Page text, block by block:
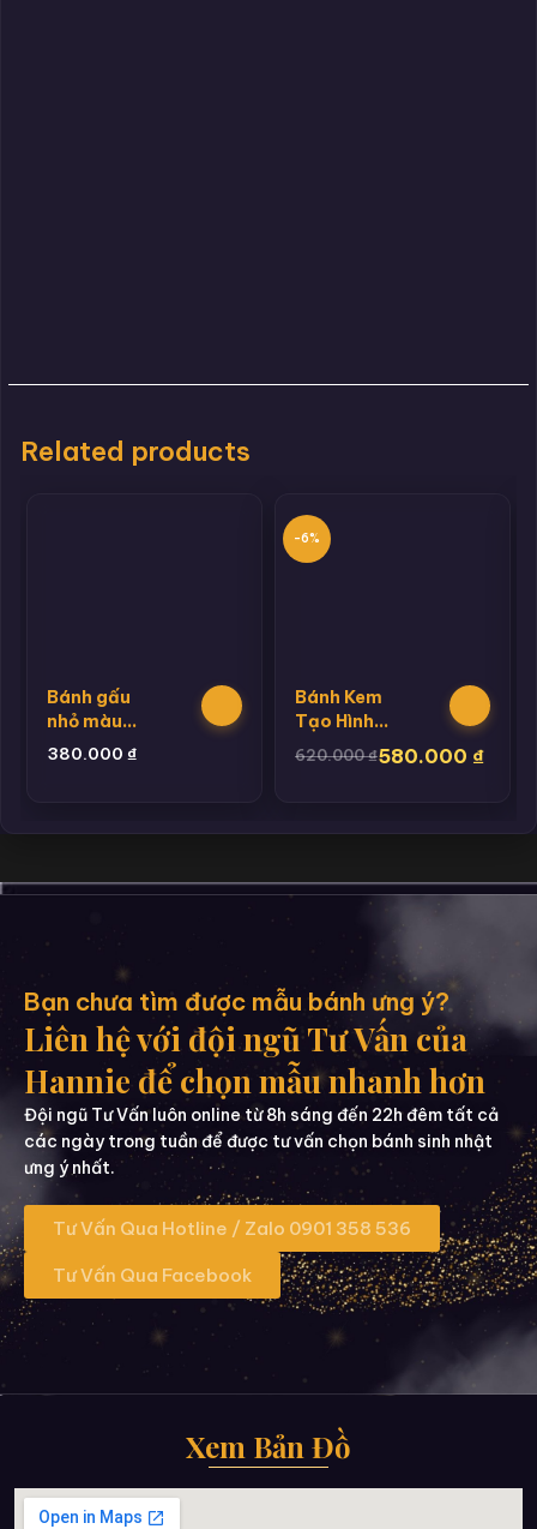
Related products
Bánh gấu
nhỏ màu
xanh
380.000 ₫
-6%
Bánh Kem
Tạo Hình
Cầu Cho
620.000₫580.000 ₫
Bạn chưa tìm được mẫu bánh ưng ý?
Liên hệ với đội ngũ Tư Vấn của
Hannie để chọn mẫu nhanh hơn
Đội ngũ Tư Vấn luôn online từ 8h sáng đến 22h đêm tất cả
các ngày trong tuần để được tư vấn chọn bánh sinh nhật
ưng ý nhất.
Tư Vấn Qua Hotline / Zalo 0901 358 536
Tư Vấn Qua Facebook
Xem Bản Đồ